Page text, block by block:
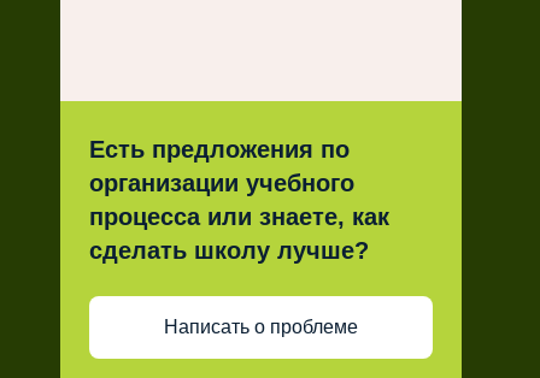
Есть предложения по
организации учебного
процесса или знаете, как
сделать школу лучше?
Написать о проблеме